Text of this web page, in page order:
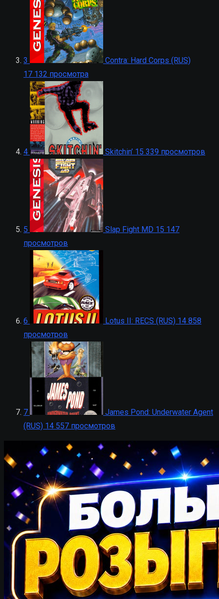
3
Contra: Hard Corps (RUS)
17 132 просмотра
4 Skitchin’ 15 339 просмотров
5 Slap Fight MD 15 147
просмотров
6 Lotus II: RECS (RUS) 14 858
просмотров
7
James Pond: Underwater Agent
(RUS) 14 557 просмотров